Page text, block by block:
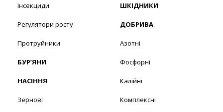
Інсекциди
Регулятори росту
Протруйники
БУР’ЯНИ
НАСІННЯ
Зернові
ШКІДНИКИ
ДОБРИВА
Азотні
Фосфорні
Калійні
Комплексні